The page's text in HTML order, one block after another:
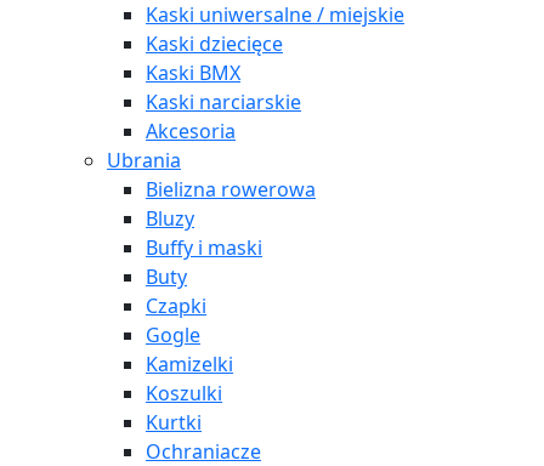
Kaski uniwersalne / miejskie
Kaski dziecięce
Kaski BMX
Kaski narciarskie
Akcesoria
Ubrania
Bielizna rowerowa
Bluzy
Buffy i maski
Buty
Czapki
Gogle
Kamizelki
Koszulki
Kurtki
Ochraniacze